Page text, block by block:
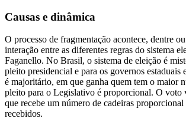
Causas e dinâmica
O processo de fragmentação acontece, dentre
interação entre as diferentes regras do sistema
Faganello. No Brasil, o sistema de eleição é
pleito presidencial e para os governos estaduais
é majoritário, em que ganha quem tem o maior
pleito para o Legislativo é proporcional. O voto
que recebe um número de cadeiras proporcional
recebidos.